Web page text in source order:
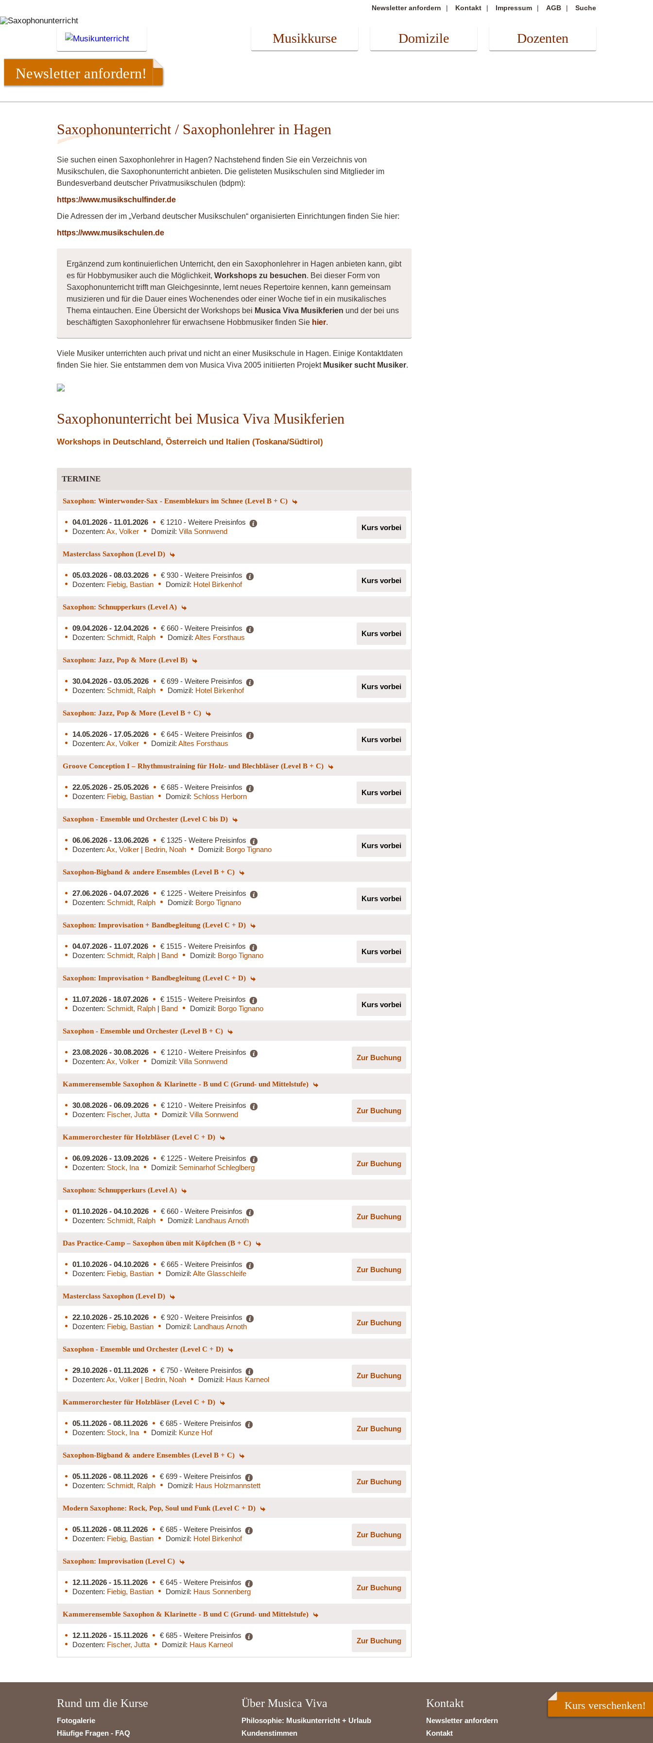
Newsletter anfordern Kontakt Impressum AGB Suche
Musikkurse Domizile Dozenten
Newsletter anfordern!
Saxophonunterricht / Saxophonlehrer in Hagen
Sie suchen einen Saxophonlehrer in Hagen? Nachstehend finden Sie ein Verzeichnis von
Musikschulen, die Saxophonunterricht anbieten. Die gelisteten Musikschulen sind Mitglieder im
Bundesverband deutscher Privatmusikschulen (bdpm):
https://www.musikschulfinder.de
Die Adressen der im „Verband deutscher Musikschulen“ organisierten Einrichtungen finden Sie hier:
https://www.musikschulen.de
Ergänzend zum kontinuierlichen Unterricht, den ein Saxophonlehrer in Hagen anbieten kann, gibt
es für Hobbymusiker auch die Möglichkeit, Workshops zu besuchen. Bei dieser Form von
Saxophonunterricht trifft man Gleichgesinnte, lernt neues Repertoire kennen, kann gemeinsam
musizieren und für die Dauer eines Wochenendes oder einer Woche tief in ein musikalisches
Thema eintauchen. Eine Übersicht der Workshops bei Musica Viva Musikferien und der bei uns
beschäftigten Saxophonlehrer für erwachsene Hobbmusiker finden Sie hier.
Viele Musiker unterrichten auch privat und nicht an einer Musikschule in Hagen. Einige Kontaktdaten
finden Sie hier. Sie entstammen dem von Musica Viva 2005 initiierten Projekt Musiker sucht Musiker.
Saxophonunterricht bei Musica Viva Musikferien
Workshops in Deutschland, Österreich und Italien (Toskana/Südtirol)
TERMINE
Saxophon: Winterwonder-Sax - Ensemblekurs im Schnee (Level B + C)
04.01.2026 - 11.01.2026
€ 1210 - Weitere Preisinfos
Dozenten: Ax, Volker Domizil: Villa Sonnwend Kurs vorbei
Masterclass Saxophon (Level D)
05.03.2026 - 08.03.2026
€ 930 - Weitere Preisinfos
Dozenten: Fiebig, Bastian Domizil: Hotel Birkenhof Kurs vorbei
Saxophon: Schnupperkurs (Level A)
09.04.2026 - 12.04.2026
€ 660 - Weitere Preisinfos
Dozenten: Schmidt, Ralph Domizil: Altes Forsthaus Kurs vorbei
Saxophon: Jazz, Pop & More (Level B)
30.04.2026 - 03.05.2026
€ 699 - Weitere Preisinfos
Dozenten: Schmidt, Ralph Domizil: Hotel Birkenhof Kurs vorbei
Saxophon: Jazz, Pop & More (Level B + C)
14.05.2026 - 17.05.2026
€ 645 - Weitere Preisinfos
Dozenten: Ax, Volker Domizil: Altes Forsthaus Kurs vorbei
Groove Conception I – Rhythmustraining für Holz- und Blechbläser (Level B + C)
22.05.2026 - 25.05.2026
€ 685 - Weitere Preisinfos
Dozenten: Fiebig, Bastian Domizil: Schloss Herborn Kurs vorbei
Saxophon - Ensemble und Orchester (Level C bis D)
06.06.2026 - 13.06.2026
€ 1325 - Weitere Preisinfos
Dozenten: Ax, Volker | Bedrin, Noah Domizil: Borgo Tignano Kurs vorbei
Saxophon-Bigband & andere Ensembles (Level B + C)
27.06.2026 - 04.07.2026
€ 1225 - Weitere Preisinfos
Dozenten: Schmidt, Ralph Domizil: Borgo Tignano Kurs vorbei
Saxophon: Improvisation + Bandbegleitung (Level C + D)
04.07.2026 - 11.07.2026
€ 1515 - Weitere Preisinfos
Dozenten: Schmidt, Ralph | Band Domizil: Borgo Tignano Kurs vorbei
Saxophon: Improvisation + Bandbegleitung (Level C + D)
11.07.2026 - 18.07.2026
€ 1515 - Weitere Preisinfos
Dozenten: Schmidt, Ralph | Band Domizil: Borgo Tignano Kurs vorbei
Saxophon - Ensemble und Orchester (Level B + C)
23.08.2026 - 30.08.2026
€ 1210 - Weitere Preisinfos
Dozenten: Ax, Volker Domizil: Villa Sonnwend Zur Buchung
Kammerensemble Saxophon & Klarinette - B und C (Grund- und Mittelstufe)
30.08.2026 - 06.09.2026
€ 1210 - Weitere Preisinfos
Dozenten: Fischer, Jutta Domizil: Villa Sonnwend Zur Buchung
Kammerorchester für Holzbläser (Level C + D)
06.09.2026 - 13.09.2026
€ 1225 - Weitere Preisinfos
Dozenten: Stock, Ina Domizil: Seminarhof Schleglberg Zur Buchung
Saxophon: Schnupperkurs (Level A)
01.10.2026 - 04.10.2026
€ 660 - Weitere Preisinfos
Dozenten: Schmidt, Ralph Domizil: Landhaus Arnoth Zur Buchung
Das Practice-Camp – Saxophon üben mit Köpfchen (B + C)
01.10.2026 - 04.10.2026
€ 665 - Weitere Preisinfos
Dozenten: Fiebig, Bastian Domizil: Alte Glasschleife Zur Buchung
Masterclass Saxophon (Level D)
22.10.2026 - 25.10.2026
€ 920 - Weitere Preisinfos
Dozenten: Fiebig, Bastian Domizil: Landhaus Arnoth Zur Buchung
Saxophon - Ensemble und Orchester (Level C + D)
29.10.2026 - 01.11.2026
€ 750 - Weitere Preisinfos
Dozenten: Ax, Volker | Bedrin, Noah Domizil: Haus Karneol Zur Buchung
Kammerorchester für Holzbläser (Level C + D)
05.11.2026 - 08.11.2026
€ 685 - Weitere Preisinfos
Dozenten: Stock, Ina Domizil: Kunze Hof Zur Buchung
Saxophon-Bigband & andere Ensembles (Level B + C)
05.11.2026 - 08.11.2026
€ 699 - Weitere Preisinfos
Dozenten: Schmidt, Ralph Domizil: Haus Holzmannstett Zur Buchung
Modern Saxophone: Rock, Pop, Soul und Funk (Level C + D)
05.11.2026 - 08.11.2026
€ 685 - Weitere Preisinfos
Dozenten: Fiebig, Bastian Domizil: Hotel Birkenhof Zur Buchung
Saxophon: Improvisation (Level C)
12.11.2026 - 15.11.2026
€ 645 - Weitere Preisinfos
Dozenten: Fiebig, Bastian Domizil: Haus Sonnenberg Zur Buchung
Kammerensemble Saxophon & Klarinette - B und C (Grund- und Mittelstufe)
12.11.2026 - 15.11.2026
€ 685 - Weitere Preisinfos
Dozenten: Fischer, Jutta Domizil: Haus Karneol Zur Buchung
Rund um die Kurse
Fotogalerie
Häufige Fragen - FAQ
Über Musica Viva
Philosophie: Musikunterricht + Urlaub
Kundenstimmen
Kontakt
Newsletter anfordern
Kontakt
Kurs verschenken!